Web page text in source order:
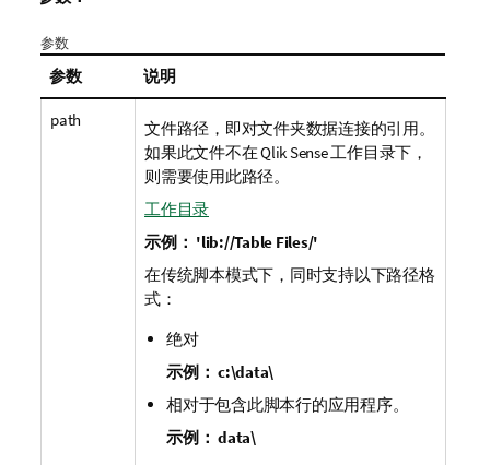
参数
参数 说明
path
文件路径，即对文件夹数据连接的引用。
如果此文件不在Qlik Sense工作目录下，
则需要使用此路径。
工作目录
示例： 'lib://Table Files/'
在传统脚本模式下，同时支持以下路径格
式：
绝对
示例： c:\data\
相对于包含此脚本行的应用程序。
示例： data\